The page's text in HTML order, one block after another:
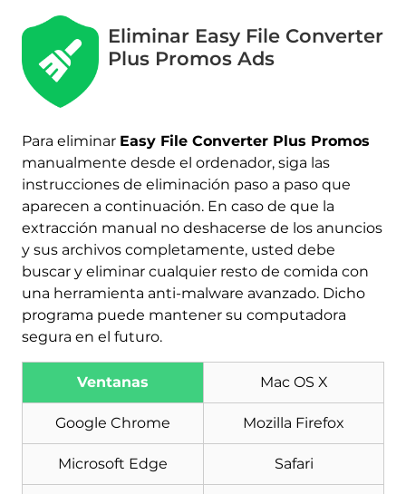
Eliminar Easy File Converter
Plus Promos Ads
Para eliminar Easy File Converter Plus Promos
manualmente desde el ordenador, siga las
instrucciones de eliminación paso a paso que
aparecen a continuación. En caso de que la
extracción manual no deshacerse de los anuncios
y sus archivos completamente, usted debe
buscar y eliminar cualquier resto de comida con
una herramienta anti-malware avanzado. Dicho
programa puede mantener su computadora
segura en el futuro.
Ventanas Mac OS X
Google Chrome Mozilla Firefox
Microsoft Edge Safari
Descargar
Herramienta de
eliminación de software
malintencionado